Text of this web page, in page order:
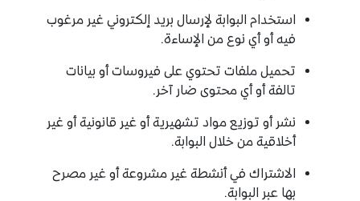
استخدام البوابة لإرسال بريد إلكتروني غير مرغوب
فيه أو أي نوع من الإساءة.
تحميل ملفات تحتوي على فيروسات أو بيانات
تالفة أو أي محتوى ضار آخر.
نشر أو توزيع مواد تشهيرية أو غير قانونية أو غير
أخلاقية من خلال البوابة.
الاشتراك في أنشطة غير مشروعة أو غير مصرح
بها عبر البوابة.